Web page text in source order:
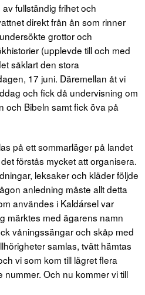
fullständig frihet och
direkt från ån som rinner
grottor och
(upplevde till och med
såklart den stora
17 juni. Däremellan åt vi
och fick då undervisning om
och Bibeln samt fick öva på
på ett sommarläger på landet
förstås mycket att organisera.
leksaker och kläder följde
anledning måste allt detta
användes i Kaldársel var
märktes med ägarens namn
våningssängar och skåp med
samlas, tvätt hämtas
vi som kom till lägret flera
Och nu kommer vi till